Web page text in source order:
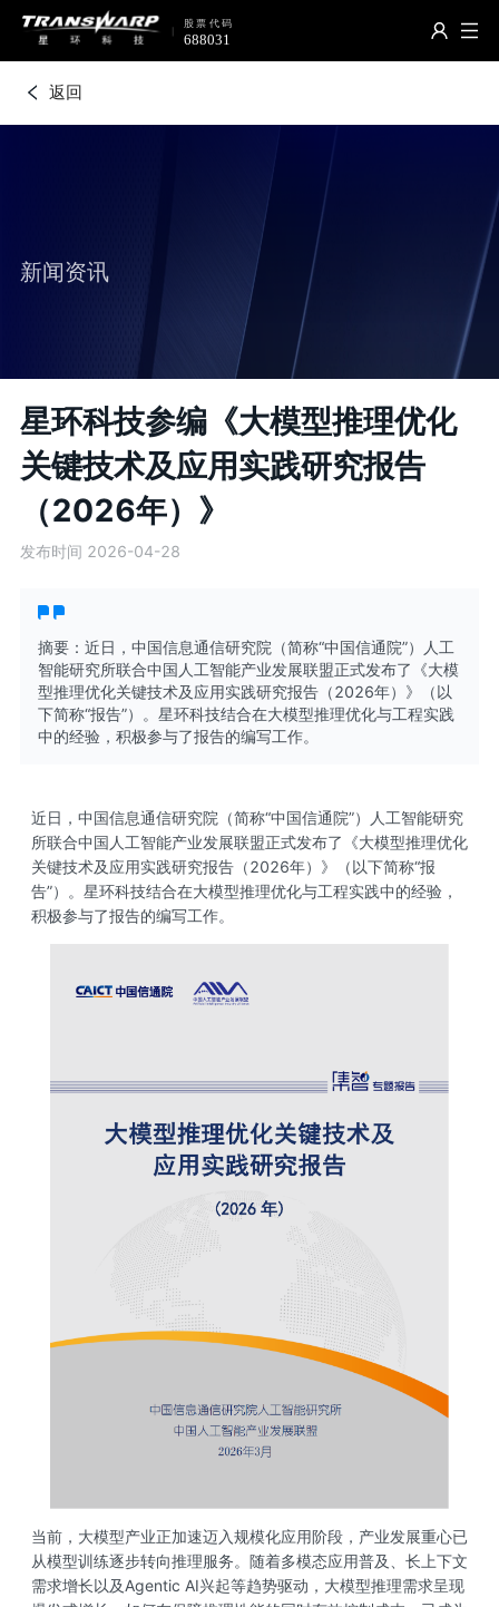
返回
新闻资讯
星环科技参编《大模型推理优化
关键技术及应用实践研究报告
（2026年）》
发布时间 2026-04-28
摘要：近日，中国信息通信研究院（简称“中国信通院”）人工
智能研究所联合中国人工智能产业发展联盟正式发布了《大模
型推理优化关键技术及应用实践研究报告（2026年）》（以
下简称“报告”）。星环科技结合在大模型推理优化与工程实践
中的经验，积极参与了报告的编写工作。
近日，中国信息通信研究院（简称“中国信通院”）人工智能研究
所联合中国人工智能产业发展联盟正式发布了《大模型推理优化
关键技术及应用实践研究报告（2026年）》（以下简称“报
告”）。星环科技结合在大模型推理优化与工程实践中的经验，
积极参与了报告的编写工作。
当前，大模型产业正加速迈入规模化应用阶段，产业发展重心已
从模型训练逐步转向推理服务。随着多模态应用普及、长上下文
需求增长以及Agentic AI兴起等趋势驱动，大模型推理需求呈现